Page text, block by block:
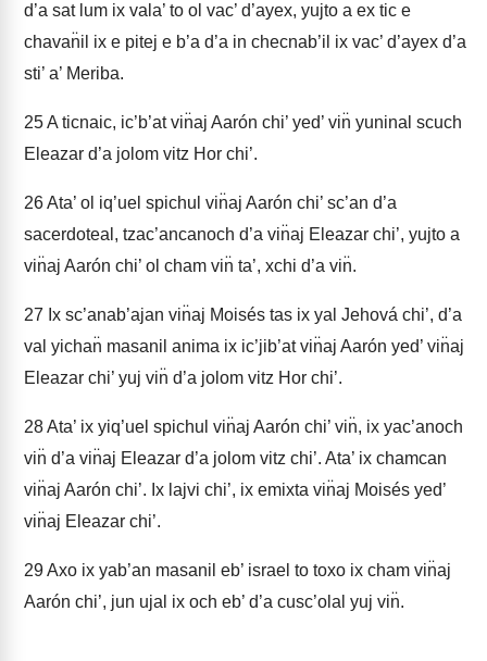
d’a sat lum ix vala’ to ol vac’ d’ayex, yujto a ex tic e
chavan̈il ix e pitej e b’a d’a in checnab’il ix vac’ d’ayex d’a
sti’ a’ Meriba.
25A ticnaic, ic’b’at vin̈aj Aarón chi’ yed’ vin̈ yuninal scuch
Eleazar d’a jolom vitz Hor chi’.
26Ata’ ol iq’uel spichul vin̈aj Aarón chi’ sc’an d’a
sacerdoteal, tzac’ancanoch d’a vin̈aj Eleazar chi’, yujto a
vin̈aj Aarón chi’ ol cham vin̈ ta’, xchi d’a vin̈.
27 Ix sc’anab’ajan vin̈aj Moisés tas ix yal Jehová chi’, d’a
val yichan̈ masanil anima ix ic’jib’at vin̈aj Aarón yed’ vin̈aj
Eleazar chi’ yuj vin̈ d’a jolom vitz Hor chi’.
28Ata’ ix yiq’uel spichul vin̈aj Aarón chi’ vin̈, ix yac’anoch
vin̈ d’a vin̈aj Eleazar d’a jolom vitz chi’. Ata’ ix chamcan
vin̈aj Aarón chi’. Ix lajvi chi’, ix emixta vin̈aj Moisés yed’
vin̈aj Eleazar chi’.
29Axo ix yab’an masanil eb’ israel to toxo ix cham vin̈aj
Aarón chi’, jun ujal ix och eb’ d’a cusc’olal yuj vin̈.